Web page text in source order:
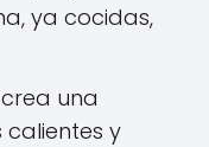
ya cocidas,
una
y